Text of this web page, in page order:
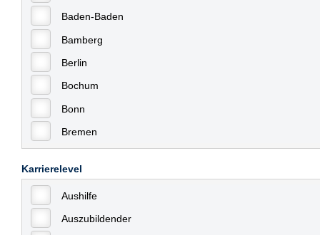
Baden-Baden
Bamberg
Berlin
Bochum
Bonn
Bremen
Celle
Chemnitz
Dessau
Karrierelevel
Aushilfe
Auszubildender